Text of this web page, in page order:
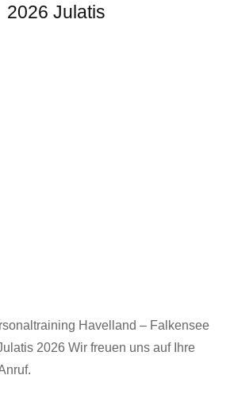
2026 Julatis
Havelland – Falkensee
2026 Wir freuen uns auf Ihre